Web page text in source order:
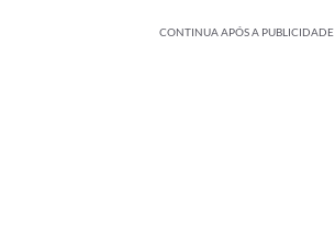
CONTINUA APÓS A PUBLICIDADE